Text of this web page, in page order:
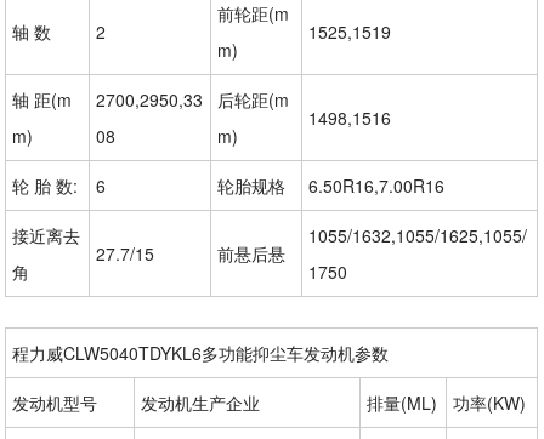
轴 数 2
前轮距(m
m)
1525,1519
轴 距(m
m)
2700,2950,33
08
后轮距(m
m)
1498,1516
轮 胎 数: 6 轮胎规格 6.50R16,7.00R16
接近离去
角
27.7/15 前悬后悬
1055/1632,1055/1625,1055/
1750
程力威CLW5040TDYKL6多功能抑尘车发动机参数
发动机型号 发动机生产企业 排量(ML) 功率(KW)